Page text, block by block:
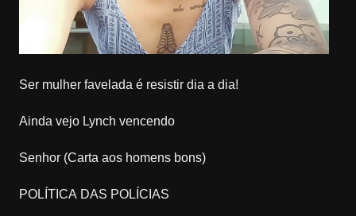
Ser mulher favelada é resistir dia a dia!
Ainda vejo Lynch vencendo
Senhor (Carta aos homens bons)
POLÍTICA DAS POLÍCIAS